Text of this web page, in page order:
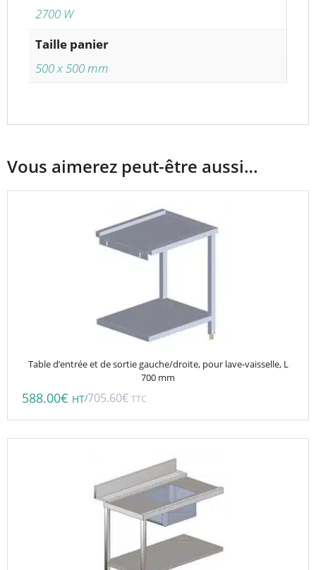
2700 W
Taille panier
500 x 500 mm
Vous aimerez peut-être aussi…
Table d’entrée et de sortie gauche/droite, pour lave-vaisselle, L
700 mm
588.00€ HT/705.60€ TTC